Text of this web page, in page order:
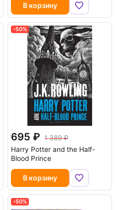
В корзину
-50%
695
1 389
Harry Potter and the Half-
Blood Prince
В корзину
-50%